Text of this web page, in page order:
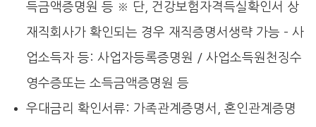
득금액증명원 등 ※ 단, 건강보험자격득실확인서 상
재직회사가 확인되는 경우 재직증명서생략 가능 – 사
업소득자 등: 사업자등록증명원 / 사업소득원천징수
영수증또는 소득금액증명원 등
우대금리 확인서류: 가족관계증명서, 혼인관계증명